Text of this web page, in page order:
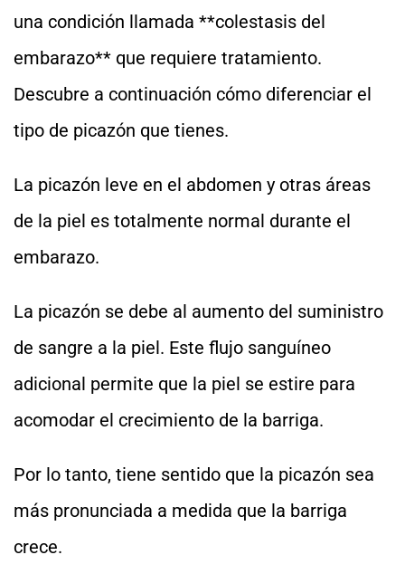
una condición llamada **colestasis del
embarazo** que requiere tratamiento.
Descubre a continuación cómo diferenciar el
tipo de picazón que tienes.
La picazón leve en el abdomen y otras áreas
de la piel es totalmente normal durante el
embarazo.
La picazón se debe al aumento del suministro
de sangre a la piel. Este flujo sanguíneo
adicional permite que la piel se estire para
acomodar el crecimiento de la barriga.
Por lo tanto, tiene sentido que la picazón sea
más pronunciada a medida que la barriga
crece.